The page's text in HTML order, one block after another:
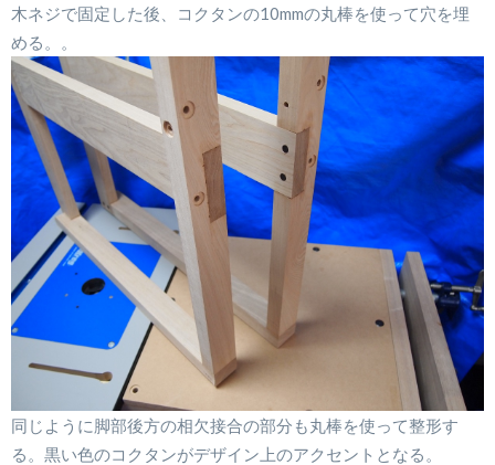
木ネジで固定した後、コクタンの10mmの丸棒を使って穴を埋
める。。
同じように脚部後方の相欠接合の部分も丸棒を使って整形す
る。黒い色のコクタンがデザイン上のアクセントとなる。